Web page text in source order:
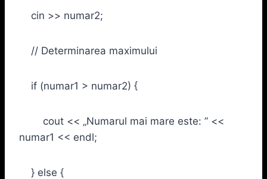
cin >> numar2;
// Determinarea maximului
if (numar1 > numar2) {
cout << „Numarul mai mare este: ” <<
numar1 << endl;
} else {